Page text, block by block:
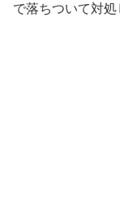
で落ちついて対処